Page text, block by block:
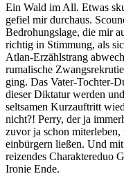
Ein Wald im All. Etwas
gefiel mir durchaus.
Bedrohungslage, die mir
richtig in Stimmung, als
Atlan-Erzählstrang
rumalische
ging. Das Vater-Tochter-
dieser Diktatur werden
seltsamen Kurzauftritt
nicht?! Perry, der ja
zuvor ja schon
einbürgern ließen. Und
reizendes Charaktereduo
Ironie Ende.